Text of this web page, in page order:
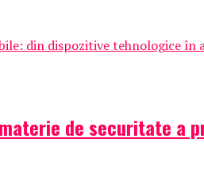
din dispozitive tehnologice în
de securitate